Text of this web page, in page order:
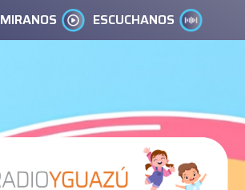
MIRANOS ESCUCHANOS